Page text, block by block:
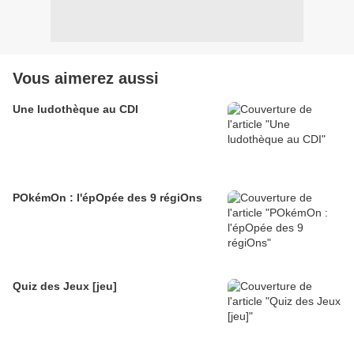
Vous aimerez aussi
Une ludothèque au CDI
POkémOn : l'épOpée des 9 régiOns
Quiz des Jeux [jeu]